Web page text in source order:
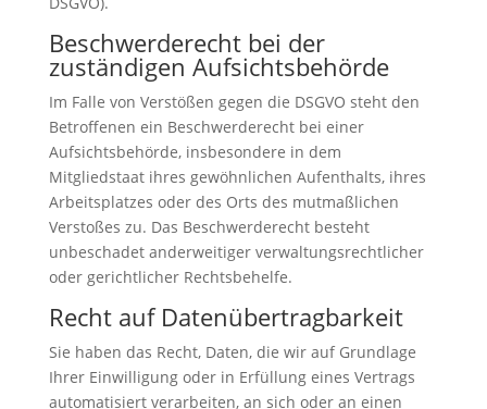
Beschwerde­recht bei der
zuständigen Aufsichts­behörde
Im Falle von Verstößen gegen die DSGVO steht den
Betroffenen ein Beschwerderecht bei einer
Aufsichtsbehörde, insbesondere in dem
Mitgliedstaat ihres gewöhnlichen Aufenthalts, ihres
Arbeitsplatzes oder des Orts des mutmaßlichen
Verstoßes zu. Das Beschwerderecht besteht
unbeschadet anderweitiger verwaltungsrechtlicher
oder gerichtlicher Rechtsbehelfe.
Recht auf Daten­übertrag­barkeit
Sie haben das Recht, Daten, die wir auf Grundlage
Ihrer Einwilligung oder in Erfüllung eines Vertrags
automatisiert verarbeiten, an sich oder an einen